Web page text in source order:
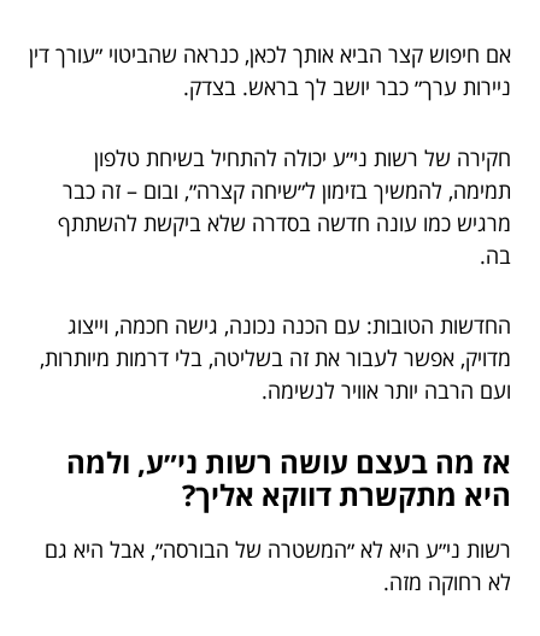
אם חיפוש קצר הביא אותך לכאן, כנראה שהביטוי ״עורך דין
ניירות ערך״ כבר יושב לך בראש. בצדק.
חקירה של רשות ני״ע יכולה להתחיל בשיחת טלפון
תמימה, להמשיך בזימון ל״שיחה קצרה״, ובום – זה כבר
מרגיש כמו עונה חדשה בסדרה שלא ביקשת להשתתף
בה.
החדשות הטובות: עם הכנה נכונה, גישה חכמה, וייצוג
מדויק, אפשר לעבור את זה בשליטה, בלי דרמות מיותרות,
ועם הרבה יותר אוויר לנשימה.
אז מה בעצם עושה רשות ני״ע, ולמה
היא מתקשרת דווקא אליך?
רשות ני״ע היא לא ״המשטרה של הבורסה״, אבל היא גם
לא רחוקה מזה.